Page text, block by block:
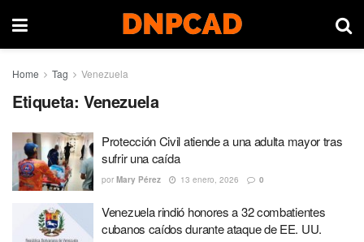
Home Tag Venezuela
Etiqueta: Venezuela
Protección Civil atiende a una adulta mayor tras
sufrir una caída
por Mary Pérez 13 enero, 2026 0
Venezuela rindió honores a 32 combatientes
cubanos caídos durante ataque de EE. UU.